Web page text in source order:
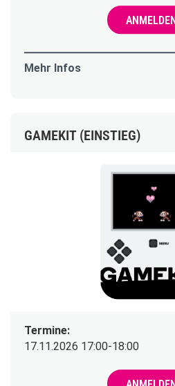
Mehr Infos
GAMEKIT (EINSTIEG)
Termine:
17.11.2026 17:00-18:00